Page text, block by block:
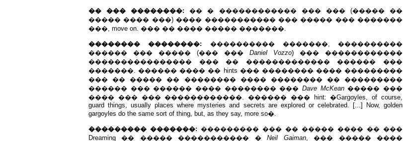
�� ��� ��������: �� � ������������ ��� ��� (����� ��
����� ���� ���) ���� ����������� ��� ����� ��� �������
���, move on. ��� �� ���� ����� �������.
�������� ��������: ���������� �������, ����������
������ ��� ����� (��� ��� Daniel Vozzo) ��� ������������
���������������� ��� �� ������������� ������ ���
�������. ������ ���� �� hints ��� �������� ���� ���������
��� �� ����� �� �������� ���� �������� �� ���������
������ ��� ������ ���� �������� ��� Dave McKean����� ���
���� ��� ��� ������������. ������ ��� hint: �Gargoyles, of course,
guard things, usually places where mysteries and secrets are explored or celebrated. [...] Now, golden
gargoyles do the same sort of thing, but, as they say, more so�.
��������� �������: ��������� ��� �� ����� ���� �� ���
Dreaming �� ����� ����������� �Neil Gaiman, ��� ����� ����